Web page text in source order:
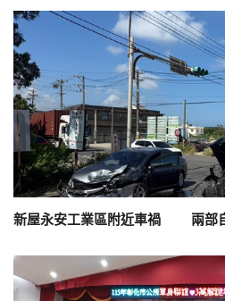
新屋永安工業區附近車禍 兩部